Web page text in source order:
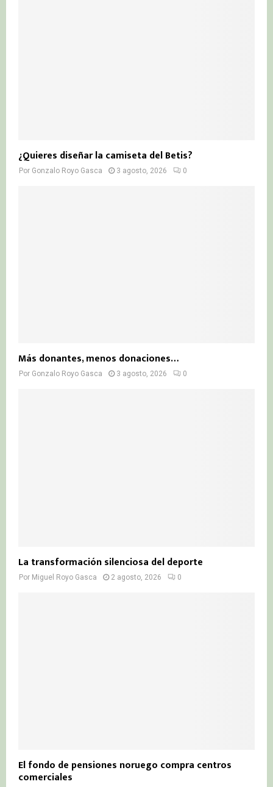
¿Quieres diseñar la camiseta del Betis?
Por Gonzalo Royo Gasca 3 agosto, 2026 0
Más donantes, menos donaciones…
Por Gonzalo Royo Gasca 3 agosto, 2026 0
La transformación silenciosa del deporte
Por Miguel Royo Gasca 2 agosto, 2026 0
El fondo de pensiones noruego compra centros
comerciales